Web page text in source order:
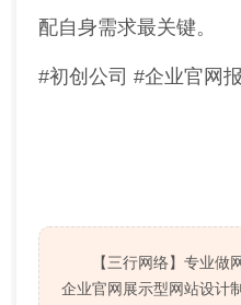
配自身需求最关键。
#初创公司 #企业官网
【三行网络】专业
企业官网展示型网站设计